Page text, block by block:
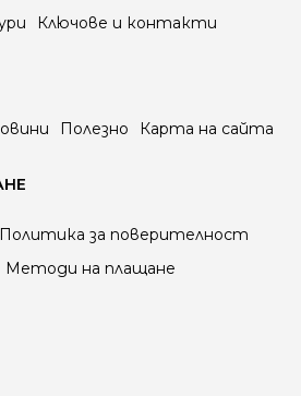
Ключове и контакти
Полезно Карта на сайта
Политика за поверителност
Методи на плащане